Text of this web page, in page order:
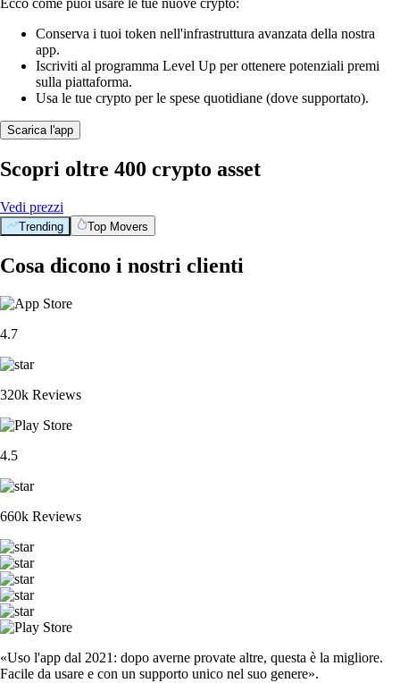
Ecco come puoi usare le tue nuove crypto:
Conserva i tuoi token nell'infrastruttura avanzata della nostra
app.
Iscriviti al programma Level Up per ottenere potenziali premi
sulla piattaforma.
Usa le tue crypto per le spese quotidiane (dove supportato).
Scarica l'app
Scopri oltre 400 crypto asset
Vedi prezzi
Trending Top Movers
Cosa dicono i nostri clienti
4.7
320k Reviews
4.5
660k Reviews
«Uso l'app dal 2021: dopo averne provate altre, questa è la migliore.
Facile da usare e con un supporto unico nel suo genere».